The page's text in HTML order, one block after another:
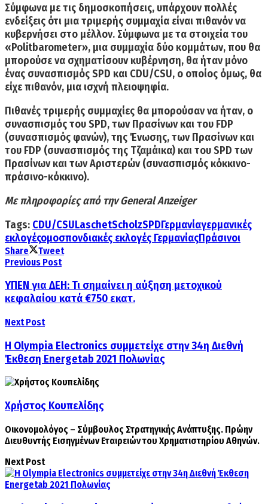
Σύμφωνα με τις δημοσκοπήσεις, υπάρχουν πολλές
ενδείξεις ότι μια τριμερής συμμαχία είναι πιθανόν να
κυβερνήσει στο μέλλον. Σύμφωνα με τα στοιχεία του
«Politbarometer», μια συμμαχία δύο κομμάτων, που θα
μπορούσε να σχηματίσουν κυβέρνηση, θα ήταν μόνο
ένας συνασπισμός SPD και CDU/CSU, ο οποίος όμως, θα
είχε πιθανόν, μια ισχνή πλειοψηφία.
Πιθανές τριμερής συμμαχίες θα μπορούσαν να ήταν, ο
συνασπισμός του SPD, των Πρασίνων και του FDP
(συνασπισμός φανών),της Ένωσης, των Πρασίνων και
του FDP (συνασπισμός της Τζαμάικα) καιτου SPD των
Πρασίνων και των Αριστερών (συνασπισμόςκόκκινο-
πράσινο-κόκκινο).
Mε πληροφορίες από τηνGeneral Anzeiger
Tags: CDU/CSULaschetScholzSPDΓερμανίαγερμανικές
εκλογέςομοσπονδιακές εκλογές ΓερμανίαςΠράσινοι
Share
Tweet
Previous Post
ΥΠΕΝ για ΔΕΗ: Τι σημαίνει η αύξηση μετοχικού
κεφαλαίου κατά €750 εκατ.
Next Post
Η Olympia Electronics συμμετείχε στην 34η Διεθνή
Έκθεση Energetab 2021 Πολωνίας
Χρήστος Κουπελίδης
Οικονομολόγος – Σύμβουλος Στρατηγικής Ανάπτυξης. Πρώην
Διευθυντής Εισηγμένων Εταιρειών του Χρηματιστηρίου Αθηνών.
Next Post